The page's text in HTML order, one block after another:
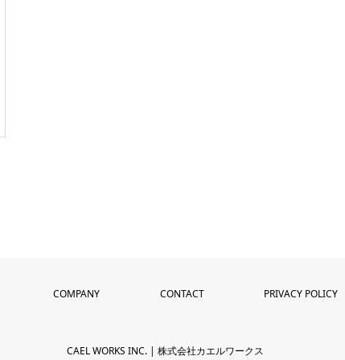
COMPANY CONTACT PRIVACY POLICY
CAEL WORKS INC. | 株式会社カエルワークス